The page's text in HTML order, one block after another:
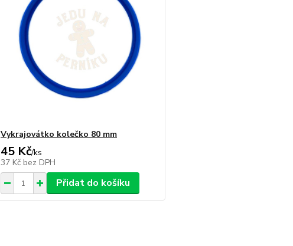
Vykrajovátko kolečko 80 mm
45 Kč/ks
37 Kč bez DPH
Přidat do košíku